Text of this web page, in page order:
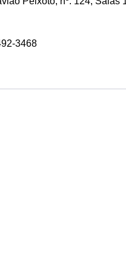
3468